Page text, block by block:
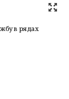
в рядах